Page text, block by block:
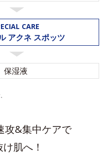
CARE
アクネ スポッツ
保湿液
攻&集中ケアで
肌へ！